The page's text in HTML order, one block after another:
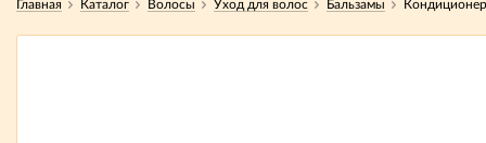
Главная Каталог Волосы Уход для волос Бальзамы